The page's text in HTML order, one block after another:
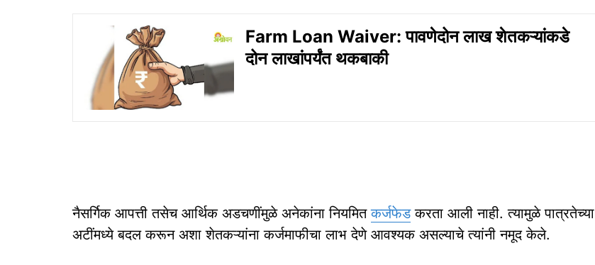
Farm Loan Waiver: पावणेदोन लाख शेतकऱ्यांकडे
दोन लाखांपर्यंत थकबाकी
नैसर्गिक आपत्ती तसेच आर्थिक अडचणींमुळे अनेकांना नियमितकर्जफेडकरता आली नाही. त्यामुळे पात्रतेच्या
अटींमध्ये बदल करून अशा शेतकऱ्यांना कर्जमाफीचा लाभ देणे आवश्यक असल्याचे त्यांनी नमूद केले.